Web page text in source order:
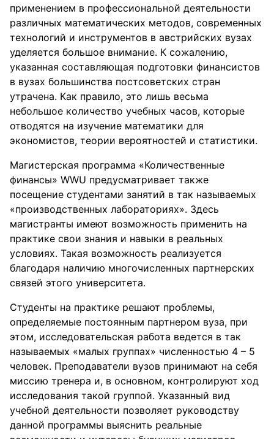
применением в профессиональной деятельности
различных математических методов, современных
технологий и инструментов в австрийских вузах
уделяется большое внимание. К сожалению,
указанная составляющая подготовки финансистов
в вузах большинства постсоветских стран
утрачена. Как правило, это лишь весьма
небольшое количество учебных часов, которые
отводятся на изучение математики для
экономистов, теории вероятностей и статистики.
Магистерская программа «Количественные
финансы» WWU предусматривает также
посещение студентами занятий в так называемых
«производственных лабораториях». Здесь
магистранты имеют возможность применить на
практике свои знания и навыки в реальных
условиях. Такая возможность реализуется
благодаря наличию многочисленных партнерских
связей этого университета.
Студенты на практике решают проблемы,
определяемые постоянным партнером вуза, при
этом, исследовательская работа ведется в так
называемых «малых группах» численностью 4 – 5
человек. Преподаватели вузов принимают на себя
миссию тренера и, в основном, контролируют ход
исследования такой группой. Указанный вид
учебной деятельности позволяет руководству
данной программы выяснить реальные